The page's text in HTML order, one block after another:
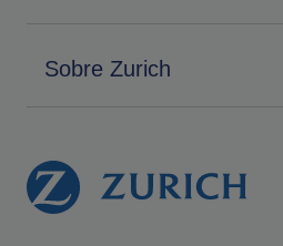
Sobre Zurich